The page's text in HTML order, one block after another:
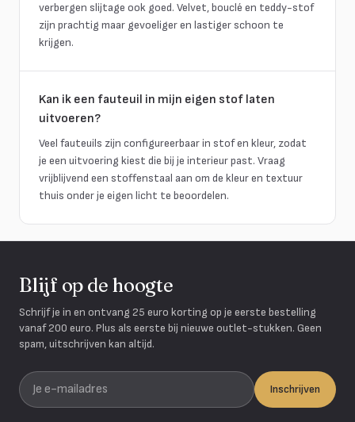
verbergen slijtage ook goed. Velvet, bouclé en teddy-stof
zijn prachtig maar gevoeliger en lastiger schoon te
krijgen.
Kan ik een fauteuil in mijn eigen stof laten
uitvoeren?
Veel fauteuils zijn configureerbaar in stof en kleur, zodat
je een uitvoering kiest die bij je interieur past. Vraag
vrijblijvend een stoffenstaal aan om de kleur en textuur
thuis onder je eigen licht te beoordelen.
Blijf op de hoogte
Schrijf je in en ontvang 25 euro korting op je eerste bestelling
vanaf 200 euro. Plus als eerste bij nieuwe outlet-stukken. Geen
spam, uitschrijven kan altijd.
Je e-mailadres
Inschrijven